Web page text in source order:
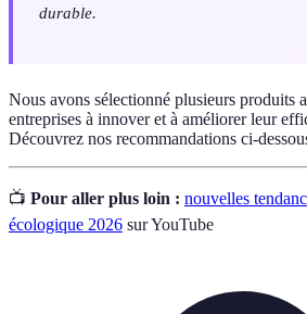
durable.
Nous avons sélectionné plusieurs produits
entreprises à innover et à améliorer leur
Découvrez nos recommandations ci-
📺 Pour aller plus loin : nouvelles
écologique 2026 sur YouTube